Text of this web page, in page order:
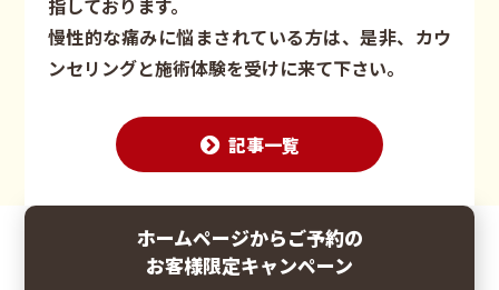
指しております。
慢性的な痛みに悩まされている方は、是非、カウ
ンセリングと施術体験を受けに来て下さい。
記事一覧
ホームページからご予約の
お客様限定キャンペーン